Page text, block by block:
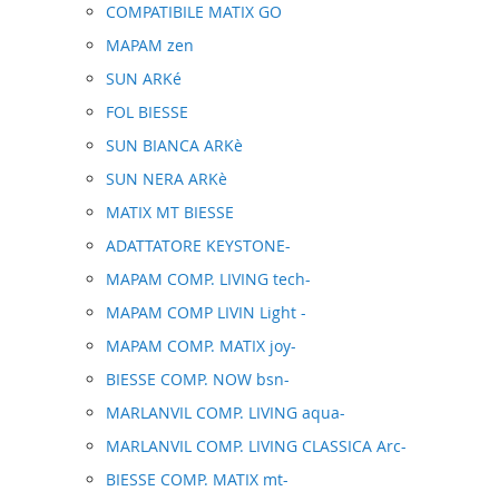
COMPATIBILE MATIX GO
MAPAM zen
SUN ARKé
FOL BIESSE
SUN BIANCA ARKè
SUN NERA ARKè
MATIX MT BIESSE
ADATTATORE KEYSTONE-
MAPAM COMP. LIVING tech-
MAPAM COMP LIVIN Light -
MAPAM COMP. MATIX joy-
BIESSE COMP. NOW bsn-
MARLANVIL COMP. LIVING aqua-
MARLANVIL COMP. LIVING CLASSICA Arc-
BIESSE COMP. MATIX mt-